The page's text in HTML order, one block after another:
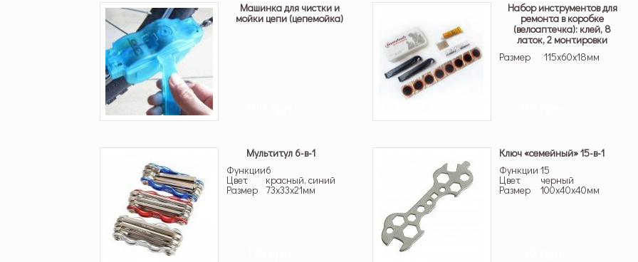
Машинка для чистки и
мойки цепи (цепемойка)
Набор инструментов для
ремонта в коробке
(велоаптечка): клей, 8
латок, 2 монтировки
Размер
115х60х18мм
Мультитул 6-в-1
Функции6
Цвет красный, синий
Размер 73х33х21мм
Ключ «семейный» 15-в-1
Функции 15
Цвет черный
Размер 100x40x40мм